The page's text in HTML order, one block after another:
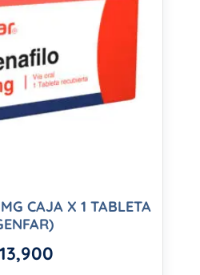
CAJA X 1 TABLETA